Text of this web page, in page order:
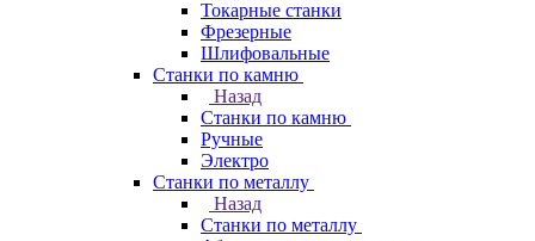
Токарные станки
Фрезерные
Шлифовальные
Станки по камню
Назад
Станки по камню
Ручные
Электро
Станки по металлу
Назад
Станки по металлу